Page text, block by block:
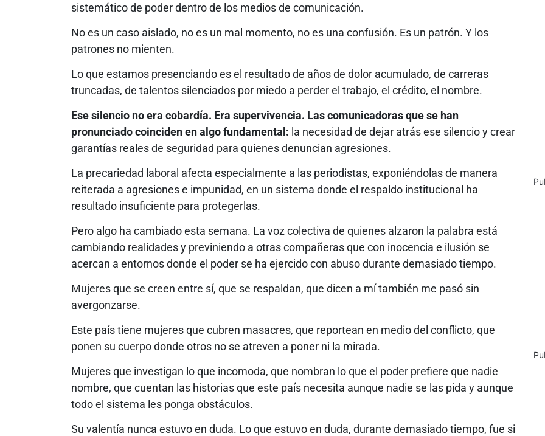
sistemático de poder dentro de los medios de comunicación.
No es un caso aislado, no es un mal momento, no es una confusión. Es un patrón. Y los
patrones no mienten.
Lo que estamos presenciando es el resultado de años de dolor acumulado, de carreras
truncadas, de talentos silenciados por miedo a perder el trabajo, el crédito, el nombre.
Ese silencio no era cobardía. Era supervivencia. Las comunicadoras que se han
pronunciado coinciden en algo fundamental: la necesidad de dejar atrás ese silencio y crear
garantías reales de seguridad para quienes denuncian agresiones.
La precariedad laboral afecta especialmente a las periodistas, exponiéndolas de manera
reiterada a agresiones e impunidad, en un sistema donde el respaldo institucional ha
resultado insuficiente para protegerlas.
Pero algo ha cambiado esta semana. La voz colectiva de quienes alzaron la palabra está
cambiando realidades y previniendo a otras compañeras que con inocencia e ilusión se
acercan a entornos donde el poder se ha ejercido con abuso durante demasiado tiempo.
Mujeres que se creen entre sí, que se respaldan, que dicen a mí también me pasó sin
avergonzarse.
Este país tiene mujeres que cubren masacres, que reportean en medio del conflicto, que
ponen su cuerpo donde otros no se atreven a poner ni la mirada.
Mujeres que investigan lo que incomoda, que nombran lo que el poder prefiere que nadie
nombre, que cuentan las historias que este país necesita aunque nadie se las pida y aunque
todo el sistema les ponga obstáculos.
Su valentía nunca estuvo en duda. Lo que estuvo en duda, durante demasiado tiempo, fue si